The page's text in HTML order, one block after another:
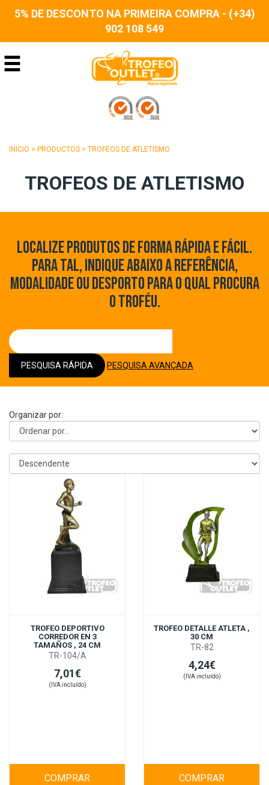
5% DE DESCONTO NA PRIMEIRA COMPRA - (+34)
902 108 549
INICIO > PRODUCTOS > TROFEOS DE ATLETISMO
TROFEOS DE ATLETISMO
LOCALIZE PRODUTOS DE FORMA RÁPIDA E FÁCIL.
PARA TAL, INDIQUE ABAIXO A REFERÊNCIA,
MODALIDADE OU DESPORTO PARA O QUAL PROCURA
O TROFÉU.
PESQUISA RÁPIDA PESQUISA AVANÇADA
Organizar por:
TROFEO DEPORTIVO
CORREDOR EN 3
TAMAÑOS , 24 CM
TR-104/A
7,01€
(IVA incluído)
COMPRAR
TROFEO DETALLE ATLETA ,
30 CM
TR-82
4,24€
(IVA incluído)
COMPRAR